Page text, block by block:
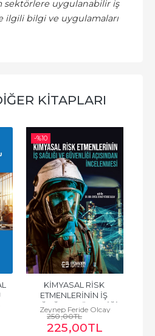
uygulanabilir iş
bilgi ve uygulamaları
KITAPLARI
-%10
KİMYASAL RİSK
ETMENLERİNİN İŞ
SAĞLIĞI VE GÜVENLİĞİ
AÇISINDAN
İNCELENMESİ
Zeynep Feride Olcay
250,00TL
225,00TL